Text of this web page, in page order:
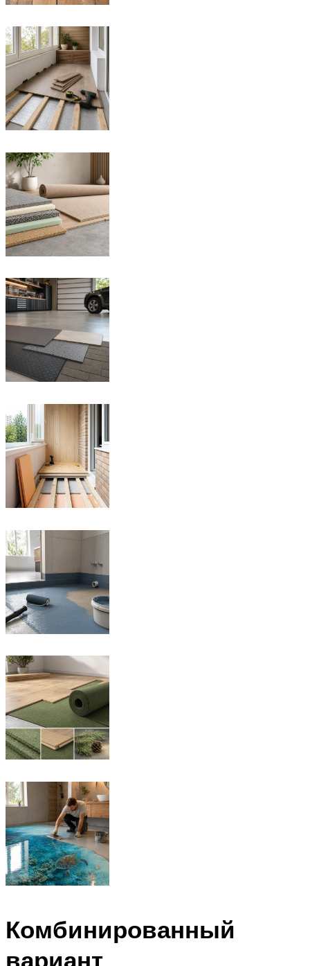
Комбинированный
вариант